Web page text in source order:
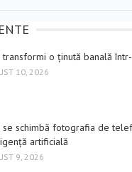
transformi o ținută banală
10, 2026
se schimbă fotografia de
artificială
9, 2026